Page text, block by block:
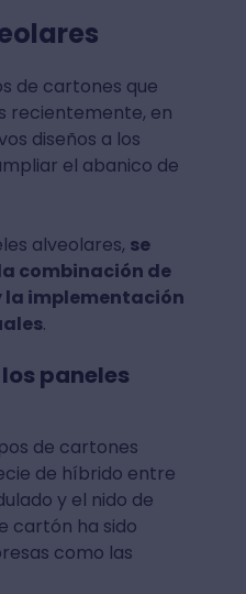
de cartones que
recientemente, en
diseños a los
el abanico de
alveolares, se
combinación de
la implementación
.
paneles
de cartones
de híbrido entre
y el nido de
cartón ha sido
como las